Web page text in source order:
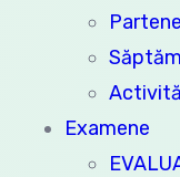
Examene